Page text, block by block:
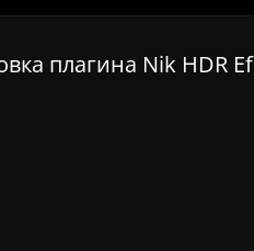
плагина Nik HDR